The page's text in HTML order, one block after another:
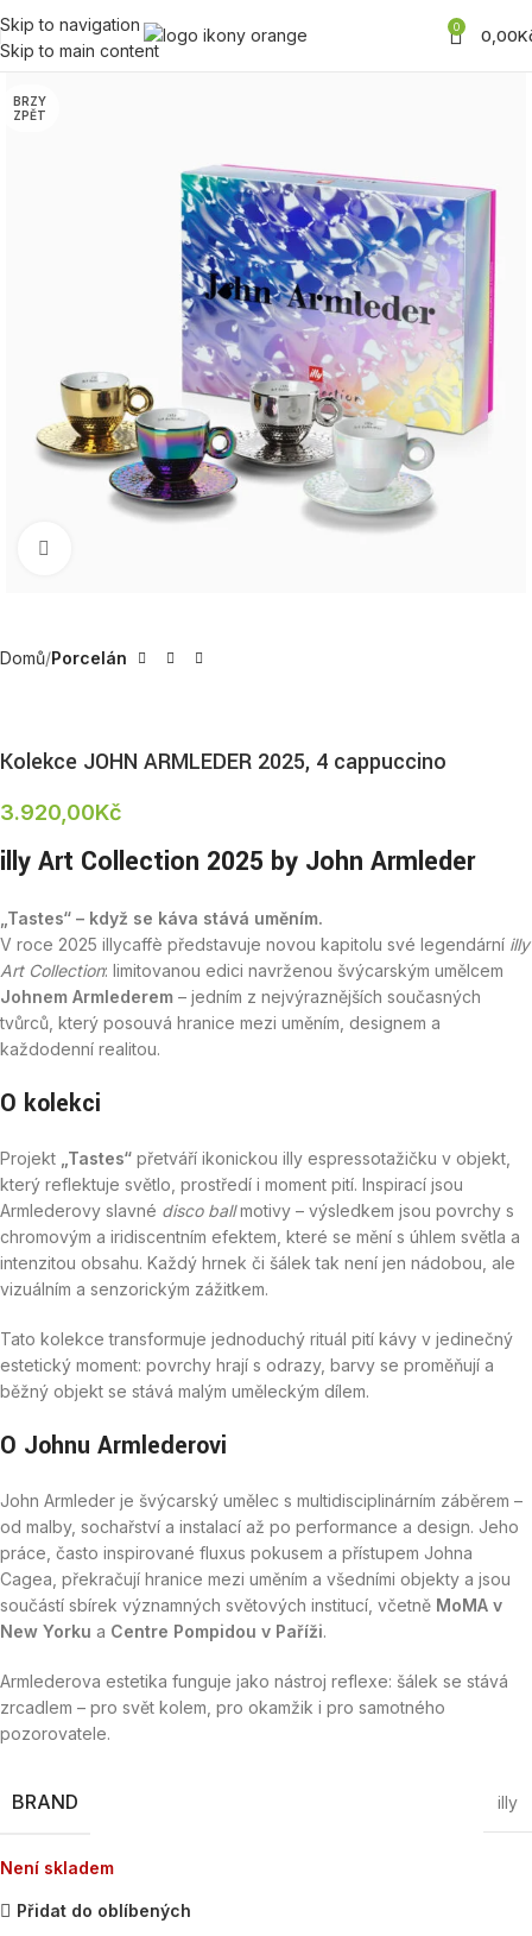
Skip to navigation
Skip to main content
0 0,00
BRZY
ZPĚT
Domů Porcelán
Kolekce JOHN ARMLEDER 2025, 4 cappuccino
3.920,00Kč
illy Art Collection 2025 by John Armleder
„Tastes“ – když se káva stává uměním.
V roce 2025 illycaffè představuje novou kapitolu své legendární illy
Art Collection: limitovanou edici navrženou švýcarským umělcem
Johnem Armlederem – jedním z nejvýraznějších současných
tvůrců, který posouvá hranice mezi uměním, designem a
každodenní realitou.
O kolekci
Projekt „Tastes“ přetváří ikonickou illy espressotažičku v objekt,
který reflektuje světlo, prostředí i moment pití. Inspirací jsou
Armlederovy slavné disco ballmotivy – výsledkem jsou povrchy s
chromovým a iridiscentním efektem, které se mění s úhlem světla a
intenzitou obsahu. Každý hrnek či šálek tak není jen nádobou, ale
vizuálním a senzorickým zážitkem.
Tato kolekce transformuje jednoduchý rituál pití kávy v jedinečný
estetický moment: povrchy hrají s odrazy, barvy se proměňují a
běžný objekt se stává malým uměleckým dílem.
O Johnu Armlederovi
John Armleder je švýcarský umělec s multidisciplinárním záběrem –
od malby, sochařství a instalací až po performance a design. Jeho
práce, často inspirované fluxus pokusem a přístupem Johna
Cagea, překračují hranice mezi uměním a všedními objekty a jsou
součástí sbírek významných světových institucí, včetně MoMA v
New Yorku a Centre Pompidou v Paříži.
Armlederova estetika funguje jako nástroj reflexe: šálek se stává
zrcadlem – pro svět kolem, pro okamžik i pro samotného
pozorovatele.
BRAND illy
Není skladem
Přidat do oblíbených